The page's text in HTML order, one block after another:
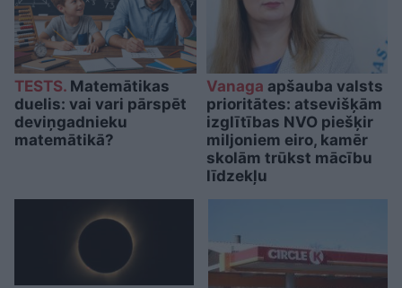
TESTS. Matemātikas
duelis: vai vari pārspēt
deviņgadnieku
matemātikā?
Vanaga apšauba valsts
prioritātes: atsevišķām
izglītības NVO piešķir
miljoniem eiro, kamēr
skolām trūkst mācību
līdzekļu